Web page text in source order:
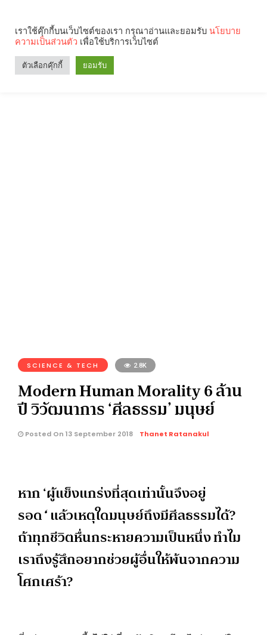
SCIENCE & TECH 2.8K
Modern Human Morality 6 ล้าน
ปี วิวัฒนาการ ‘ศีลธรรม’ มนุษย์
Posted On 13 September 2018 Thanet Ratanakul
หาก ‘ผู้แข็งแกร่งที่สุดเท่านั้นจึงอยู่
รอด‘แล้วเหตุใดมนุษย์ถึงมีศีลธรรมได้?
ถ้าทุกชีวิตหื่นกระหายความเป็นหนึ่ง ทำไม
เราถึงรู้สึกอยากช่วยผู้อื่นให้พ้นจากความ
โศกเศร้า?
เราใช้คุ๊กกี้บนเว็บไซต์ของเรา กรุณาอ่านและยอมรับ นโยบาย
ความเป็นส่วนตัว เพื่อใช้บริการเว็บไซต์
ตัวเลือกคุ๊กกี้ ยอมรับ